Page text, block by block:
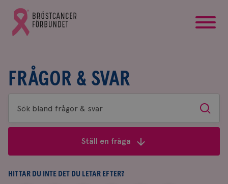
Gå
till
Bröstcancerförbundets
FRÅGOR & SVAR
Sök
bland
&
svar
Sök
Ställ en fråga
HITTAR DU INTE DET DU LETAR EFTER?